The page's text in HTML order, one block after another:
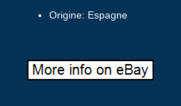
Origine: Espagne